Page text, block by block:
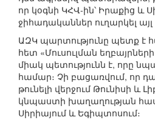
որ կօգնի ԿՀՎ-ին՝ Իրաքից և
ջիհադականներ ուղարկել այլ
ԱԶԿ պարտությունը պետք է
հետ «Մուսուլման
միակ պետությունն է, որը
համար։ Չի բացառվում, որ
թունելի վերջում Թունիսի և
կնպաստի խաղաղության
Սիրիայում և Եգիպտոսում։